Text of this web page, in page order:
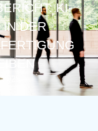
KI-
IN DER